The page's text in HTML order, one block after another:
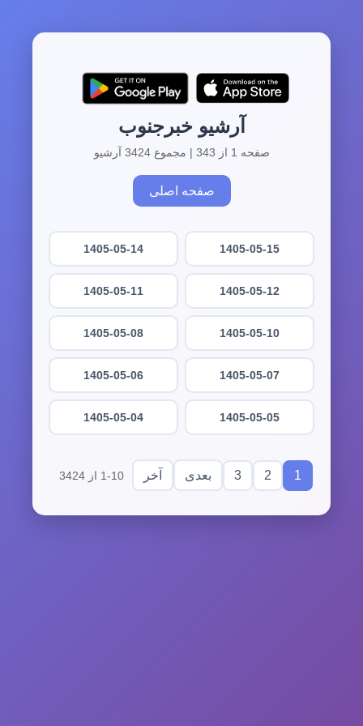
آرشیو خبرجنوب
صفحه 1 از 343 | مجموع 3424 آرشیو
صفحه اصلی
1405-05-15
1405-05-14
1405-05-12
1405-05-11
1405-05-10
1405-05-08
1405-05-07
1405-05-06
1405-05-05
1405-05-04
1
2
3 بعدی آخر 1-10 از 3424